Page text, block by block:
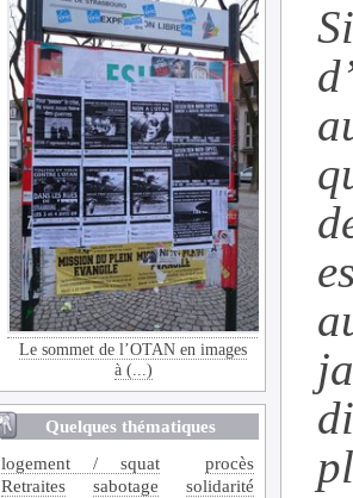
Le sommet de l’OTAN en images
à (...)
Quelques thématiques
logement / squat
procès
Retraites
sabotage
solidarité